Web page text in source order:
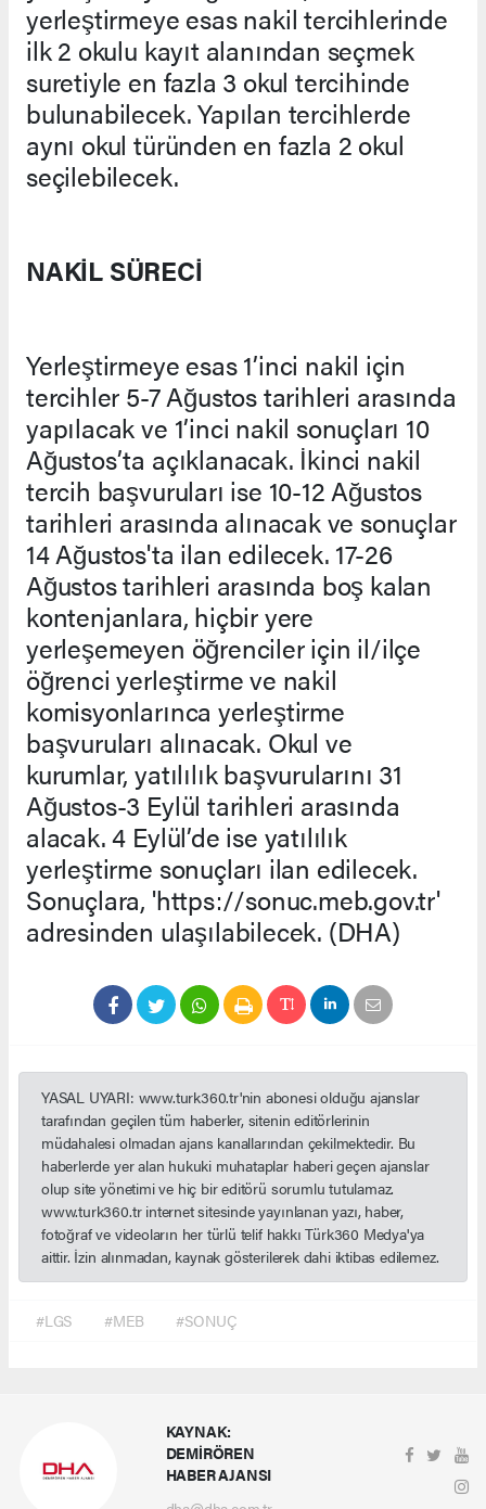
yerleştirmeye esas nakil tercihlerinde
ilk 2 okulu kayıt alanından seçmek
suretiyle en fazla 3 okul tercihinde
bulunabilecek. Yapılan tercihlerde
aynı okul türünden en fazla 2 okul
seçilebilecek.
NAKİL SÜRECİ
Yerleştirmeye esas 1’inci nakil için
tercihler 5-7 Ağustos tarihleri arasında
yapılacak ve 1’inci nakil sonuçları 10
Ağustos’ta açıklanacak. İkinci nakil
tercih başvuruları ise 10-12 Ağustos
tarihleri arasında alınacak ve sonuçlar
14 Ağustos'ta ilan edilecek. 17-26
Ağustos tarihleri arasında boş kalan
kontenjanlara, hiçbir yere
yerleşemeyen öğrenciler için il/ilçe
öğrenci yerleştirme ve nakil
komisyonlarınca yerleştirme
başvuruları alınacak. Okul ve
kurumlar, yatılılık başvurularını 31
Ağustos-3 Eylül tarihleri arasında
alacak. 4 Eylül’de ise yatılılık
yerleştirme sonuçları ilan edilecek.
Sonuçlara, 'https://sonuc.meb.gov.tr'
adresinden ulaşılabilecek. (DHA)
YASAL UYARI: www.turk360.tr'nin abonesi olduğu ajanslar
tarafından geçilen tüm haberler, sitenin editörlerinin
müdahalesi olmadan ajans kanallarından çekilmektedir. Bu
haberlerde yer alan hukuki muhataplar haberi geçen ajanslar
olup site yönetimi ve hiç bir editörü sorumlu tutulamaz.
www.turk360.tr internet sitesinde yayınlanan yazı, haber,
fotoğraf ve videoların her türlü telif hakkı Türk360 Medya'ya
aittir. İzin alınmadan, kaynak gösterilerek dahi iktibas edilemez.
#LGS #MEB #SONUÇ
KAYNAK:
DEMİRÖREN
HABER AJANSI